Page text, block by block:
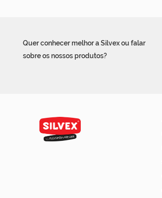
Quer conhecer melhor a Silvex ou falar
sobre os nossos produtos?